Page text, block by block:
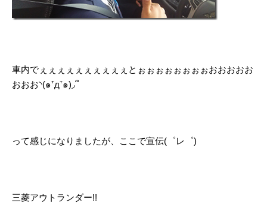
車内でぇぇぇぇぇぇぇぇぇぇとぉぉぉぉぉぉぉぉおおおおお
おおお◝(๑⁺д⁺๑)◞՞
って感じになりましたが、ここで宣伝(゜レ゜)
三菱アウトランダー!!